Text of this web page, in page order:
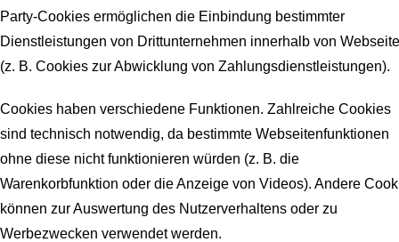
Party-Cookies ermöglichen die Einbindung bestimmter
Dienstleistungen von Drittunternehmen innerhalb von
(z. B. Cookies zur Abwicklung von Zahlungsdienstleistungen).
Cookies haben verschiedene Funktionen. Zahlreiche Cookies
sind technisch notwendig, da bestimmte Webseitenfunktionen
ohne diese nicht funktionieren würden (z. B. die
Warenkorbfunktion oder die Anzeige von Videos). Andere
können zur Auswertung des Nutzerverhaltens oder zu
Werbezwecken verwendet werden.